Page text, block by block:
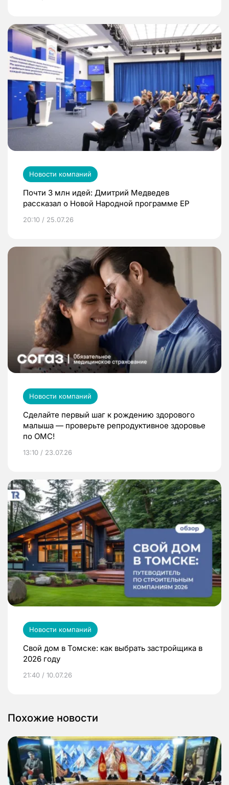
Новости компаний
Почти 3 млн идей: Дмитрий Медведев
рассказал о Новой Народной программе ЕР
20:10 / 25.07.26
Новости компаний
Сделайте первый шаг к рождению здорового
малыша — проверьте репродуктивное здоровье
по ОМС!
13:10 / 23.07.26
Новости компаний
Свой дом в Томске: как выбрать застройщика в
2026 году
21:40 / 10.07.26
Похожие новости